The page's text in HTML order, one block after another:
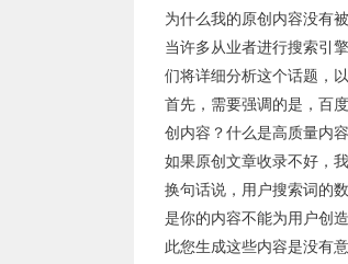
为什么我的原创内容没有
当许多从业者进行搜索引
们将详细分析这个话题，
首先，需要强调的是，百
创内容？什么是高质量内
如果原创文章收录不好，
换句话说，用户搜索词的
是你的内容不能为用户创
此您生成这些内容是没有